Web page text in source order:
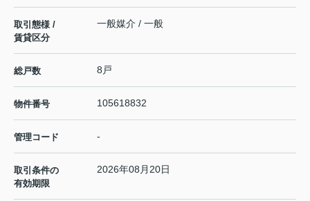
取引態様 /
賃貸区分
一般媒介 / 一般
総戸数 8戸
物件番号 105618832
管理コード -
取引条件の
有効期限
2026年08月20日